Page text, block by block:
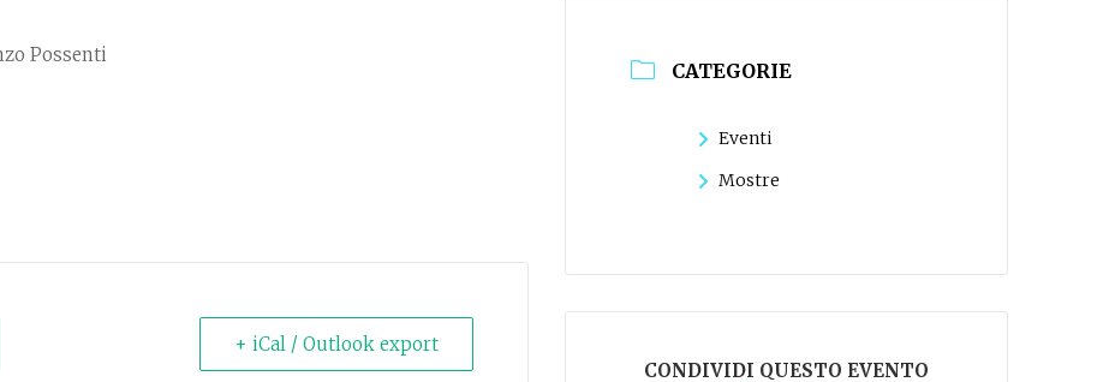
Possenti
+ iCal / Outlook export
CATEGORIE
Eventi
Mostre
CONDIVIDI QUESTO EVENTO